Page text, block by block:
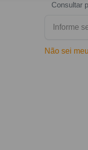
Consultar
Não sei